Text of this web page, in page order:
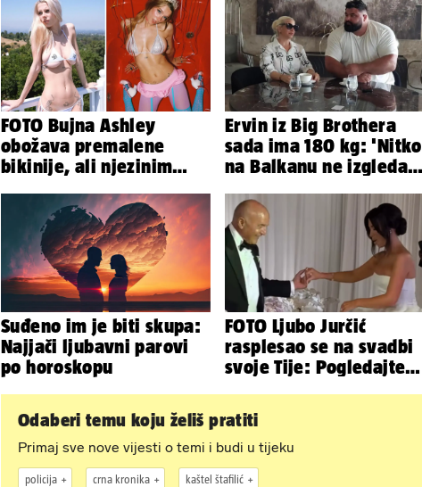
FOTO Bujna Ashley
obožava premalene
bikinije, ali njezinim
Ervin iz Big Brothera
sada ima 180 kg: 'Nitko
na Balkanu ne izgleda
Suđeno im je biti skupa:
Najjači ljubavni parovi
po horoskopu
FOTO Ljubo Jurčić
rasplesao se na svadbi
svoje Tije: Pogledajte
Odaberi temu koju želiš pratiti
Primaj sve nove vijesti o temi i budi u tijeku
policija crna kronika kaštel štafilić